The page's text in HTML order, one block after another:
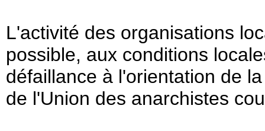
L'activité des organisations
possible, aux conditions
défaillance à l'orientation de
de l'Union des anarchistes